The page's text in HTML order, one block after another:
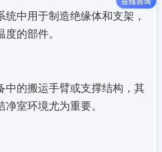
中用于制造绝缘体和支架，
的部件。
中的搬运手臂或支撑结构，其
室环境尤为重要。